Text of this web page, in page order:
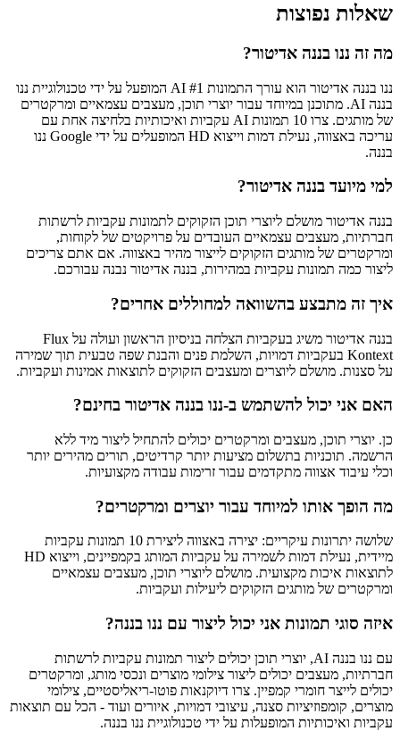
שאלות נפוצות
מה זה ננו בננה אדיטור?
ננו בננה אדיטור הוא עורך התמונות AI #1 המופעל על ידי טכנולוגיית ננו
בננה AI. מתוכנן במיוחד עבור יוצרי תוכן, מעצבים עצמאיים ומרקטרים
של מותגים. צרו 10 תמונות AI עקביות ואיכותיות בלחיצה אחת עם
עריכה באצווה, נעילת דמות וייצוא HD המופעלים על ידי Google ננו
בננה.
למי מיועד בננה אדיטור?
בננה אדיטור מושלם ליוצרי תוכן הזקוקים לתמונות עקביות לרשתות
חברתיות, מעצבים עצמאיים העובדים על פרויקטים של לקוחות,
ומרקטרים של מותגים הזקוקים לייצור מהיר באצווה. אם אתם צריכים
ליצור כמה תמונות עקביות במהירות, בננה אדיטור נבנה עבורכם.
איך זה מתבצע בהשוואה למחוללים אחרים?
בננה אדיטור משיג בעקביות הצלחה בניסיון הראשון ועולה על Flux
Kontext בעקביות דמויות, השלמת פנים והבנת שפה טבעית תוך שמירה
על סצנות. מושלם ליוצרים ומעצבים הזקוקים לתוצאות אמינות ועקביות.
האם אני יכול להשתמש ב‑ננו בננה אדיטור בחינם?
כן. יוצרי תוכן, מעצבים ומרקטרים יכולים להתחיל ליצור מיד ללא
הרשמה. תוכניות בתשלום מציעות יותר קרדיטים, תורים מהירים יותר
וכלי עיבוד אצווה מתקדמים עבור זרימות עבודה מקצועיות.
מה הופך אותו למיוחד עבור יוצרים ומרקטרים?
שלושה יתרונות עיקריים: יצירה באצווה ליצירת 10 תמונות עקביות
מיידית, נעילת דמות לשמירה על עקביות המותג בקמפיינים, וייצוא HD
לתוצאות איכות מקצועית. מושלם ליוצרי תוכן, מעצבים עצמאיים
ומרקטרים של מותגים הזקוקים ליעילות ועקביות.
איזה סוגי תמונות אני יכול ליצור עם ננו בננה?
עם ננו בננה AI, יוצרי תוכן יכולים ליצור תמונות עקביות לרשתות
חברתיות, מעצבים יכולים ליצור צילומי מוצרים ונכסי מותג, ומרקטרים
יכולים לייצר חומרי קמפיין. צרו דיוקנאות פוטו-ריאליסטיים, צילומי
מוצרים, קומפוזיציות סצנה, עיצובי דמויות, איורים ועוד - הכל עם תוצאות
עקביות ואיכותיות המופעלות על ידי טכנולוגיית ננו בננה.